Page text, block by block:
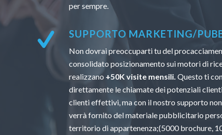
per sempre.
SUPPORTO MARKETING/
Non dovrai preoccuparti tu del
consolidato posizionamento sui motori di
realizzano +50K visite mensili. Questo ti
direttamente le chiamate dei potenziali
clienti effettivi, ma con il nostro supporto
verrà fornito del materiale pubblicitario
territorio di appartenenza;(5000 brochure,